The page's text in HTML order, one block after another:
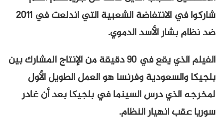
شاركوا في الانتفاضة الشعبية التي اندلعت في 2011
ضد نظام بشار الأسد الدموي.
الفيلم الذي يقع في 90 دقيقة من الإنتاج المشارك بين
بلجيكا والسعودية وفرنسا هو العمل الطويل الأول
لمخرجه الذي درس السينما في بلجيكا بعد أن غادر
سوريا عقب انهيار النظام.